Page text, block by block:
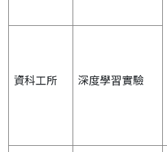
資科工所 深度學習實驗